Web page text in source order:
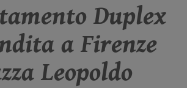
Duplex
a Firenze
Leopoldo